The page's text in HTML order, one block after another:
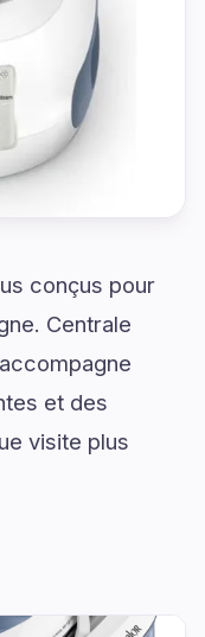
conçus pour
Centrale
et des
visite plus